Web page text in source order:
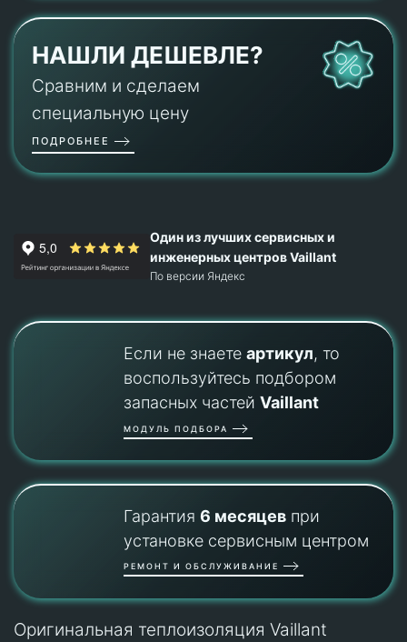
НАШЛИ ДЕШЕВЛЕ?
Сравним и сделаем
специальную цену
ПОДРОБНЕЕ
Один из лучших сервисных и
инженерных центров Vaillant
По версии Яндекс
Если не знаете артикул, то
воспользуйтесь подбором
запасных частей Vaillant
МОДУЛЬ ПОДБОРА
Гарантия 6 месяцевпри
установке сервисным центром
РЕМОНТ И ОБСЛУЖИВАНИЕ
Оригинальная теплоизоляция Vaillant